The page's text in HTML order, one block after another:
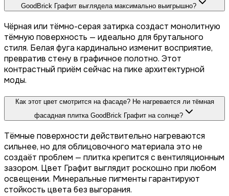
GoodBrick Графит выглядела максимально выигрышно?
Чёрная или тёмно-серая затирка создаст монолитную
тёмную поверхность — идеально для брутального
стиля. Белая фуга кардинально изменит восприятие,
превратив стену в графичное полотно. Этот
контрастный приём сейчас на пике архитектурной
моды.
Как этот цвет смотрится на фасаде? Не нагревается ли тёмная
фасадная плитка GoodBrick Графит на солнце?
Тёмные поверхности действительно нагреваются
сильнее, но для облицовочного материала это не
создаёт проблем — плитка крепится с вентиляционным
зазором. Цвет Графит выглядит роскошно при любом
освещении. Минеральные пигменты гарантируют
стойкость цвета без выгорания.